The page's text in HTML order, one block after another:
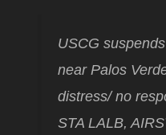
USCG
near Palos
distress/ no
STA LALB,